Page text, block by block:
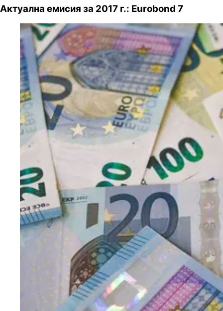
Актуална емисия за 2017 г.: Eurobond 7